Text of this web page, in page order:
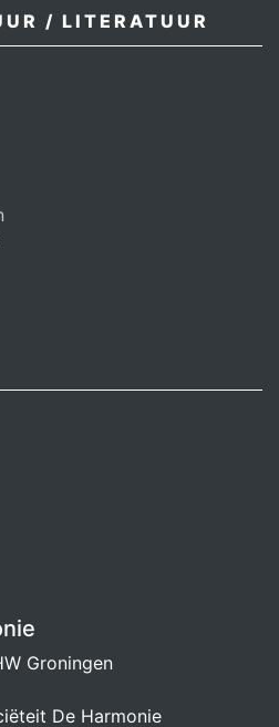
/ LITERATUUR
Groningen
De Harmonie